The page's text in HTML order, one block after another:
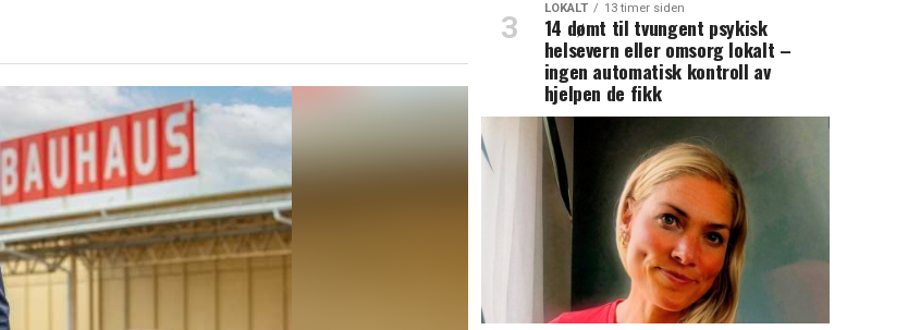
LOKALT 13 timer siden
14 dømt til tvungent psykisk
helsevern eller omsorg lokalt –
ingen automatisk kontroll av
hjelpen de fikk